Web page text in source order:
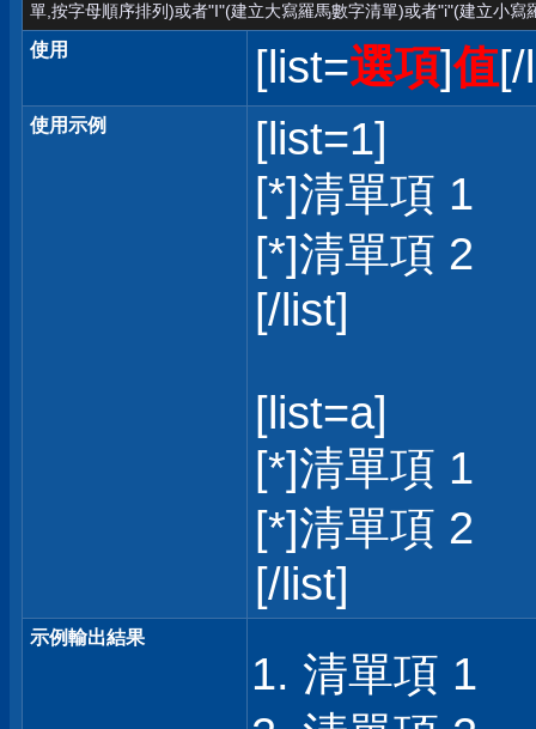
單,按字母順序排列)或者"I"(建立大寫羅馬數字清單)或者"i"(建立小寫
使用 [list=選項]值
使用示例
[list=1]
[*]清單項 1
[*]清單項 2
[/list]
[list=a]
[*]清單項 1
[*]清單項 2
[/list]
示例輸出結果
清單項 1